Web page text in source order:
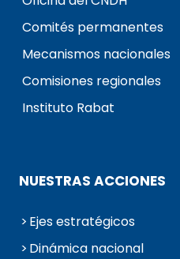
Comités permanentes
Mecanismos nacionales
Comisiones regionales
Instituto Rabat
NUESTRAS ACCIONES
Ejes estratégicos
Dinámica nacional